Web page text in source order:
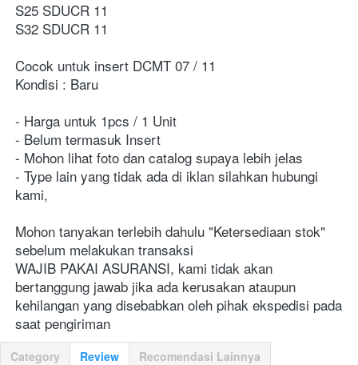
S25 SDUCR 11
S32 SDUCR 11
Cocok untuk insert DCMT 07 / 11
Kondisi : Baru
- Harga untuk 1pcs / 1 Unit
- Belum termasuk Insert
- Mohon lihat foto dan catalog supaya lebih jelas
- Type lain yang tidak ada di iklan silahkan hubungi
kami,
Mohon tanyakan terlebih dahulu "Ketersediaan stok"
sebelum melakukan transaksi
WAJIB PAKAI ASURANSI, kami tidak akan
bertanggung jawab jika ada kerusakan ataupun
kehilangan yang disebabkan oleh pihak ekspedisi pada
saat pengiriman
Category Review Recomendasi Lainnya